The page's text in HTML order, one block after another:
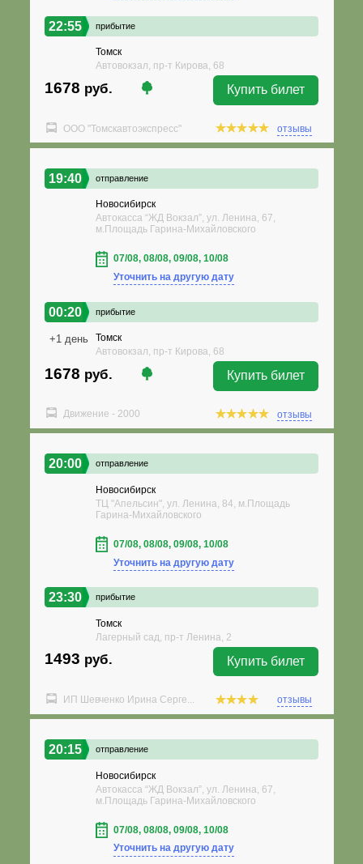
22:55 прибытие
Томск
Автовокзал, пр-т Кирова, 68
1678 руб. Купить билет
ООО "Томскавтоэкспресс" отзывы
19:40 отправление
Новосибирск
Автокасса “ЖД Вокзал”, ул. Ленина, 67,
м.Площадь Гарина-Михайловского
07/08, 08/08, 09/08, 10/08
Уточнить на другую дату
00:20 прибытие
+1 день
Томск
Автовокзал, пр-т Кирова, 68
1678 руб. Купить билет
Движение - 2000 отзывы
20:00 отправление
Новосибирск
ТЦ "Апельсин", ул. Ленина, 84, м.Площадь
Гарина-Михайловского
07/08, 08/08, 09/08, 10/08
Уточнить на другую дату
23:30 прибытие
Томск
Лагерный сад, пр-т Ленина, 2
1493 руб. Купить билет
ИП Шевченко Ирина Серге... отзывы
20:15 отправление
Новосибирск
Автокасса “ЖД Вокзал”, ул. Ленина, 67,
м.Площадь Гарина-Михайловского
07/08, 08/08, 09/08, 10/08
Уточнить на другую дату